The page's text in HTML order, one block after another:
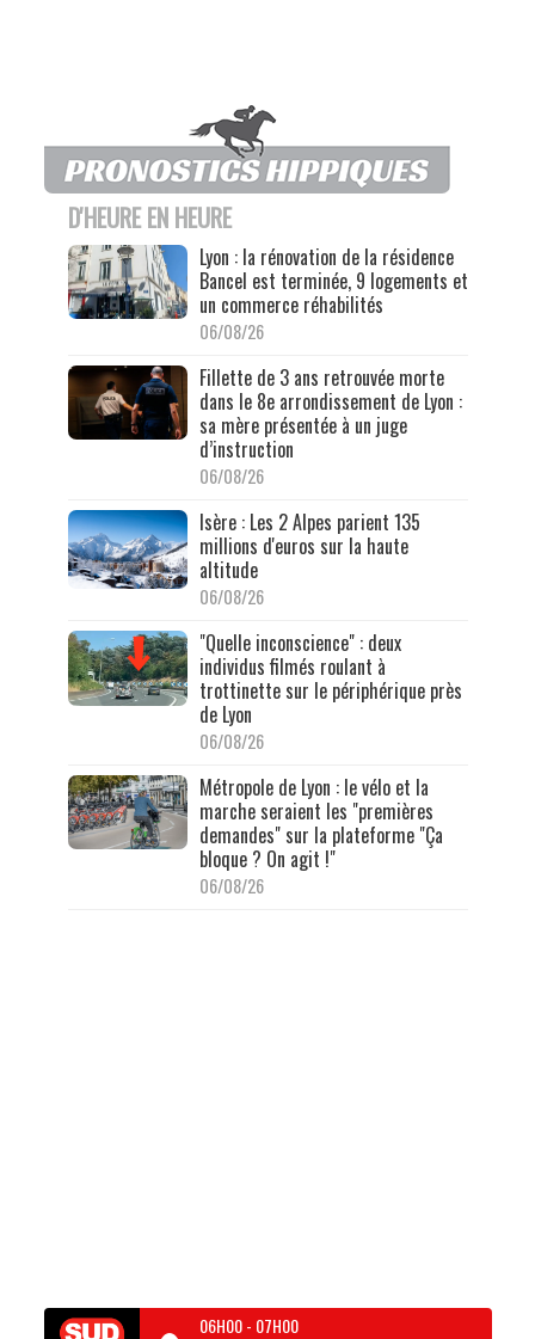
D'HEURE EN HEURE
Lyon : la rénovation de la résidence
Bancel est terminée, 9 logements et
un commerce réhabilités
06/08/26
Fillette de 3 ans retrouvée morte
dans le 8e arrondissement de Lyon :
sa mère présentée à un juge
d’instruction
06/08/26
Isère : Les 2 Alpes parient 135
millions d'euros sur la haute
altitude
06/08/26
"Quelle inconscience" : deux
individus filmés roulant à
trottinette sur le périphérique près
de Lyon
06/08/26
Métropole de Lyon : le vélo et la
marche seraient les "premières
demandes" sur la plateforme "Ça
bloque ? On agit !"
06/08/26
06H00- 07H00